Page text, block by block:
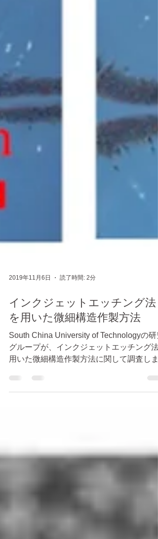
インクジェットエッチング法
を用いた微細構造作製方法
South China University of Technologyの研
グループが、インクジェットエッチング法
用いた微細構造作製方法に関して調査しま